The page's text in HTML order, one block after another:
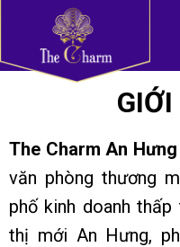
The Charm An Hưng
văn phòng thương
phố kinh doanh
thị mới An Hưng,